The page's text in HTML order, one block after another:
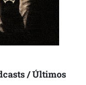
/ Últimos